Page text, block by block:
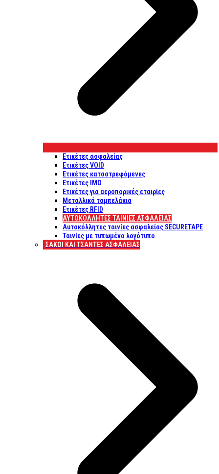
Ετικέτες ασφαλείας
Ετικέτες VOID
Ετικέτες καταστρεφόμενες
Ετικέτες IMO
Ετικέτες για αεροπορικές εταιρίες
Μεταλλικά ταμπελάκια
Ετικέτες RFID
ΑΥΤΟΚΌΛΛΗΤΕΣ ΤΑΙΝΊΕΣ ΑΣΦΑΛΕΊΑΣ
Αυτοκόλλητες ταινίες ασφαλείας SECURETAPE
Ταινίες με τυπωμένο λογότυπο
ΣΆΚΟΙ ΚΑΙ ΤΣΆΝΤΕΣ ΑΣΦΑΛΕΊΑΣ